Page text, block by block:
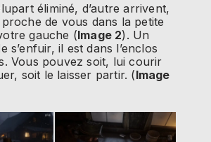
éliminé, d’autre arrivent,
de vous dans la petite
gauche (Image 2). Un
s’enfuir, il est dans l’enclos
Vous pouvez soit, lui courir
soit le laisser partir. (Image